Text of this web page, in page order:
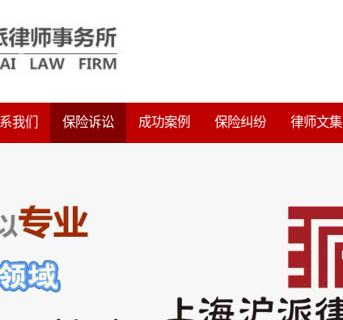
我们 保险诉讼 成功案例 保险纠纷 律师文集